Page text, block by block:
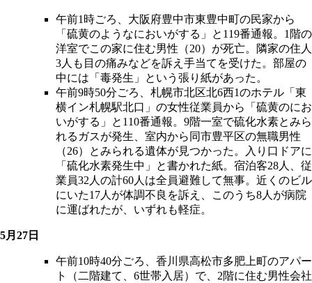
午前1時ごろ、大阪府豊中市東豊中町の民家から
「硫黄のようなにおいがする」と119番通報。1階の
洋室でこの家に住む男性（20）が死亡。隣家の住人
3人も目の痛みなどを訴え手当てを受けた。部屋の
中には「毒発生」という張り紙があった。
午前9時50分ごろ、札幌市北区北6西1のホテル「東
横イン札幌駅北口」の女性従業員から「硫黄のにお
いがする」と110番通報。9階一室で硫化水素とみら
れるガスが発生、室内から同市豊平区の無職男性
（26）とみられる遺体が見つかった。入り口ドアに
「硫化水素発生中」と書かれた紙。宿泊客28人、従
業員32人の計60人は全員避難して無事。近くのビル
にいた17人が体調不良を訴え、このうち8人が病院
に運ばれたが、いずれも軽症。
5月27日
午前10時40分ごろ、香川県高松市多肥上町のアパー
ト（二階建て、6世帯入居）で、2階に住む男性会社